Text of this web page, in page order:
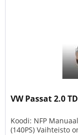
VW Passat 2.0
Koodi: NFP
(140PS) Vaihteisto